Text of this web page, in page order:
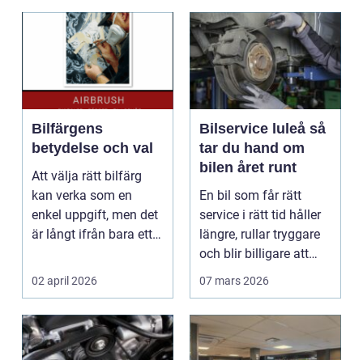
Bilfärgens
betydelse och val
Att välja rätt bilfärg
kan verka som en
enkel uppgift, men det
är långt ifrån bara ett
02 april 2026
Bilservice luleå så
tar du hand om
bilen året runt
En bil som får rätt
service i rätt tid håller
längre, rullar tryggare
och blir billigare att
äga. I ...
07 mars 2026